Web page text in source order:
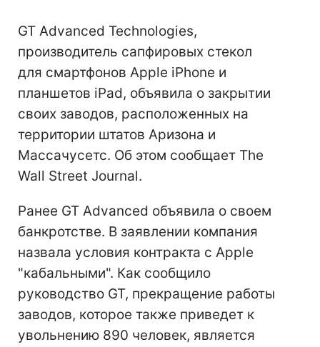
GT Advanced Technologies,
производитель сапфировых стекол
для смартфонов Apple iPhone и
планшетов iPad, объявила о закрытии
своих заводов, расположенных на
территории штатов Аризона и
Массачусетс. Об этом сообщает The
Wall Street Journal.
Ранее GT Advanced объявила о своем
банкротстве. В заявлении компания
назвала условия контракта с Apple
"кабальными". Как сообщило
руководство GT, прекращение работы
заводов, которое также приведет к
увольнению 890 человек, является